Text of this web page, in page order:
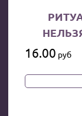
16.00 руб